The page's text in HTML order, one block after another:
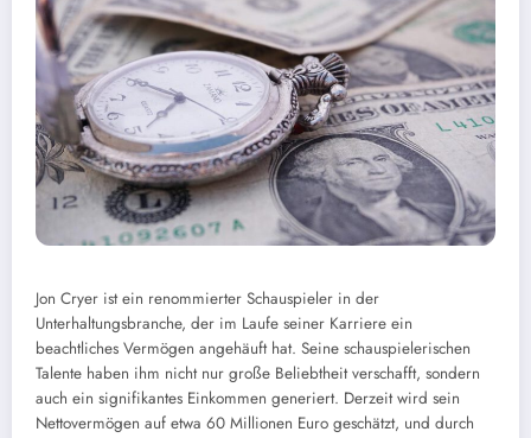
Jon Cryer ist ein renommierter Schauspieler in der
Unterhaltungsbranche, der im Laufe seiner Karriere ein
beachtliches Vermögen angehäuft hat. Seine schauspielerischen
Talente haben ihm nicht nur große Beliebtheit verschafft, sondern
auch ein signifikantes Einkommen generiert. Derzeit wird sein
Nettovermögen auf etwa 60 Millionen Euro geschätzt, und durch